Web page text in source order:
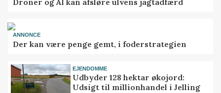
ANNONCE
Der kan være penge gemt, i foderstrategien
EJENDOMME
Udbyder 128 hektar økojord:
Udsigt til millionhandel i Jelling